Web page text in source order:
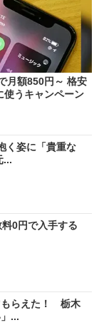
月額850円～ 格安
使うキャンペーン
く姿に「貴重な
...
0円で入手する
もらえた！ 栃木
...